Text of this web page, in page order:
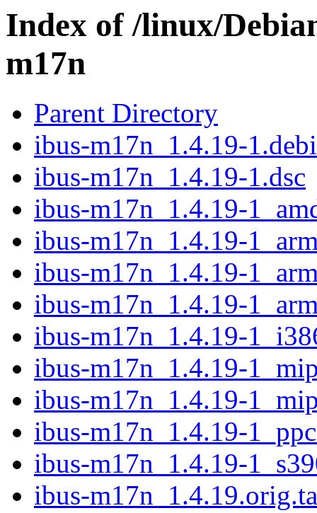
Index of /linux/
m17n
Parent Directory
ibus-m17n_1.4.19-
ibus-m17n_1.4.19-1.dsc
ibus-m17n_1.4.19-
ibus-m17n_1.4.19-
ibus-m17n_1.4.19-
ibus-m17n_1.4.19-
ibus-m17n_1.4.19-
ibus-m17n_1.4.19-
ibus-m17n_1.4.19-
ibus-m17n_1.4.19-
ibus-m17n_1.4.19-
ibus-